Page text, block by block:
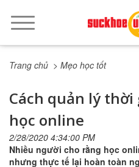
Trang chủ > Mẹo học tốt
Cách quản lý
học online
2/28/2020 4:34:00 PM
Nhiều người cho rằng học
nhưng thực tế lại hoàn toàn